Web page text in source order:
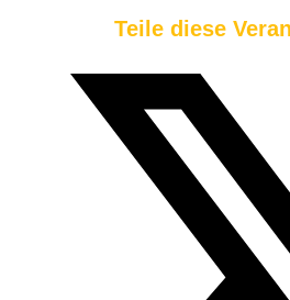
Teile diese